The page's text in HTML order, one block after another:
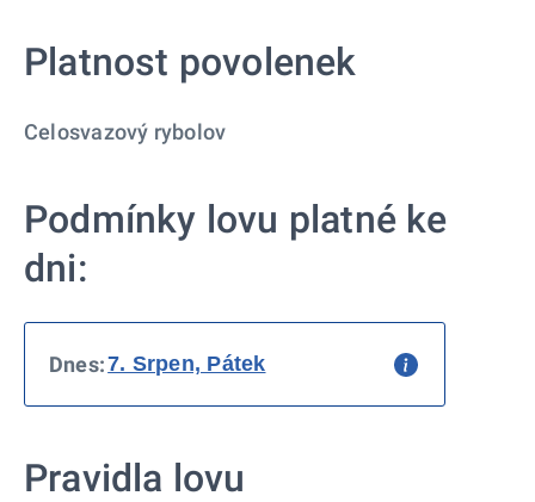
Platnost povolenek
Celosvazový rybolov
Podmínky lovu platné ke
dni:
Dnes:
Pravidla lovu